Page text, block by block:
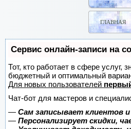
ГЛАВНАЯ
Сервис онлайн-записи на
Тот, кто работает в сфере услуг,
бюджетный и оптимальный
Для новых пользователей
Чат-бот для мастеров и
— Сам записывает клиентов
— Персонализирует скидки,